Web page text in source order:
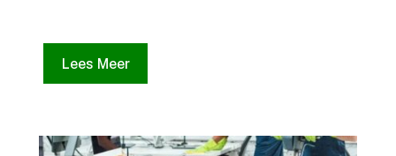
Lees Meer